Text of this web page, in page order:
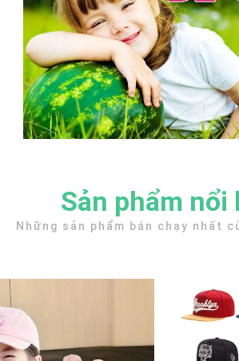
Sản phẩm nổi
Những sản phẩm bán chạy nhất